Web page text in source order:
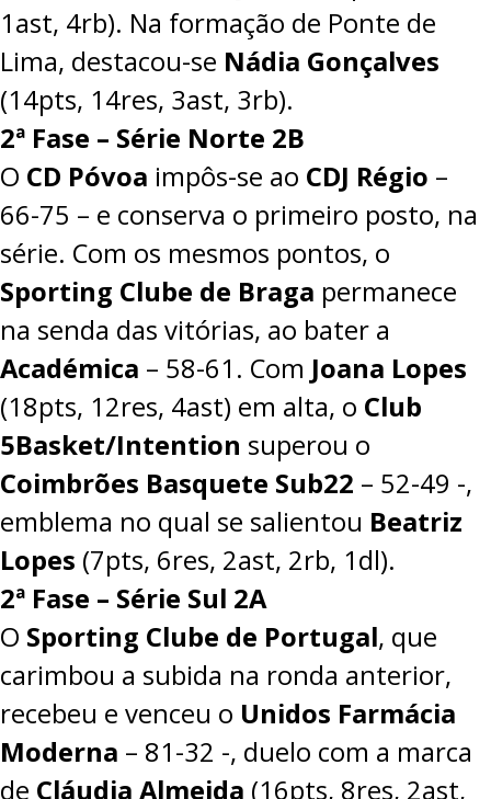
1ast, 4rb). Na formação de Ponte de
Lima, destacou-se Nádia Gonçalves
(14pts, 14res, 3ast, 3rb).
2ª Fase – Série Norte 2B
O CD Póvoa impôs-se ao CDJ Régio –
66-75 – e conserva o primeiro posto, na
série. Com os mesmos pontos, o
Sporting Clube de Braga permanece
na senda das vitórias, ao bater a
Académica – 58-61. Com Joana Lopes
(18pts, 12res, 4ast) em alta, o Club
5Basket/Intention superou o
Coimbrões Basquete Sub22 – 52-49 -,
emblema no qual se salientou Beatriz
Lopes (7pts, 6res, 2ast, 2rb, 1dl).
2ª Fase – Série Sul 2A
O Sporting Clube de Portugal, que
carimbou a subida na ronda anterior,
recebeu e venceu o Unidos Farmácia
Moderna – 81-32 -, duelo com a marca
de Cláudia Almeida (16pts, 8res, 2ast,